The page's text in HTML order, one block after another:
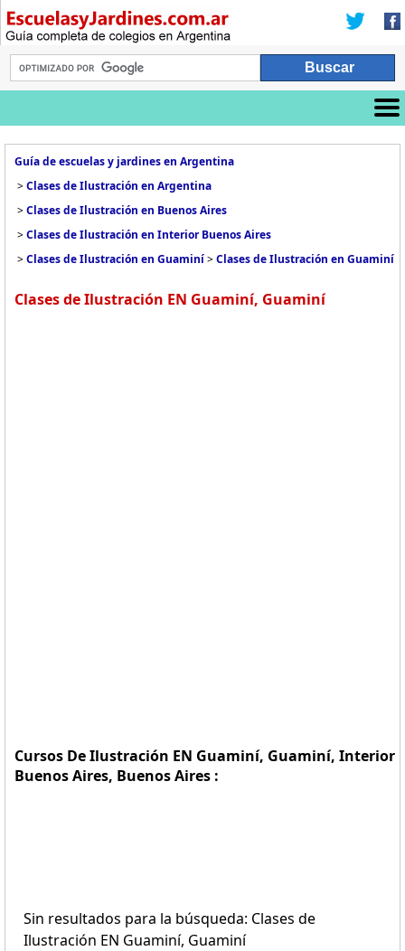
Guía de escuelas y jardines en Argentina
>Clases de Ilustración en Argentina
>Clases de Ilustración en Buenos Aires
>Clases de Ilustración en Interior Buenos Aires
>Clases de Ilustración en Guaminí>Clases de Ilustración en Guaminí
Clases de Ilustración EN Guaminí, Guaminí
Cursos De Ilustración EN Guaminí, Guaminí, Interior
Buenos Aires, Buenos Aires :
Sin resultados para la búsqueda: Clases de
Ilustración EN Guaminí, Guaminí